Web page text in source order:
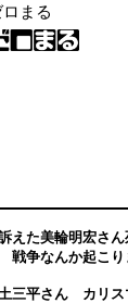
ロまる
えた美輪明宏さ
争なんか起こり
三平さん カリス